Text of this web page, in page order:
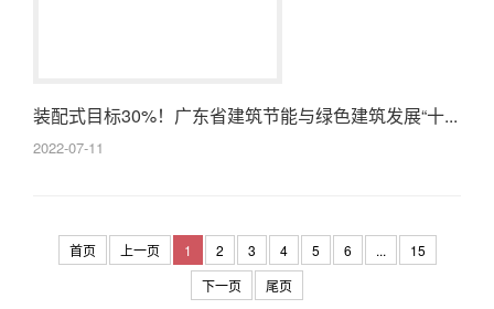
装配式目标30%！广东省建筑节能与绿色建筑发展“十...
2022-07-11
首页 上一页 1 2 3 4 5 6 ...
15
下一页
尾页